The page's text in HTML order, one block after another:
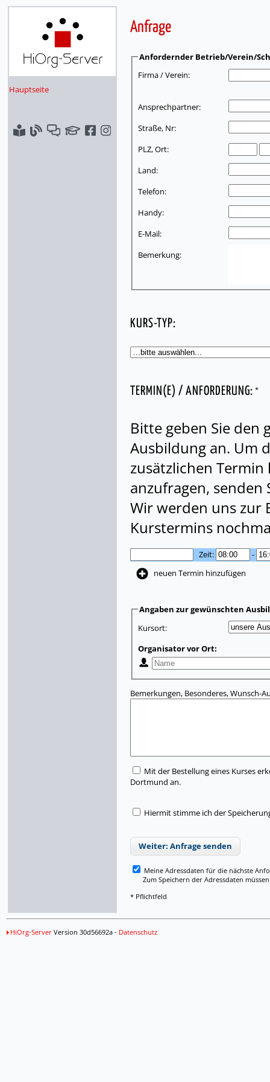
Hauptseite
Anfrage
Anfordernder Betrieb/Verein/
Firma / Verein:
Ansprechpartner:
Straße, Nr:
PLZ, Ort:
Land:
Telefon:
Handy:
E-Mail:
Bemerkung:
KURS-TYP:
TERMIN(E) / ANFORDERUNG: *
Bitte geben Sie den
Ausbildung an. Um
zusätzlichen
anzufragen, senden
Wir werden uns zur
Kurstermins
Zeit:
-
neuen Termin hinzufügen
Angaben zur gewünschten
Kursort:
Organisator vor Ort:
Bemerkungen, Besonderes, Wunsch-
Mit der Bestellung eines Kurses
Dortmund an.
Hiermit stimme ich der
Weiter: Anfrage senden
Meine Adressdaten für die nächste
Zum Speichern der Adressdaten müssen
* Pflichtfeld
HiOrg-ServerVersion 30d56692a - Datenschutz